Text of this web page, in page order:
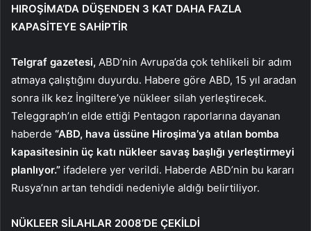
HIROŞİMA’DA DÜŞENDEN 3 KAT DAHA FAZLA
KAPASİTEYE SAHİPTİR
Telgraf gazetesi, ABD’nin Avrupa’da çok tehlikeli bir adım
atmaya çalıştığını duyurdu. Habere göre ABD, 15 yıl aradan
sonra ilk kez İngiltere’ye nükleer silah yerleştirecek.
Teleggraph’ın elde ettiği Pentagon raporlarına dayanan
haberde “ABD, hava üssüne Hiroşima’ya atılan bomba
kapasitesinin üç katı nükleer savaş başlığı yerleştirmeyi
planlıyor.” ifadelere yer verildi. Haberde ABD’nin bu kararı
Rusya’nın artan tehdidi nedeniyle aldığı belirtiliyor.
NÜKLEER SİLAHLAR 2008’DE ÇEKİLDİ